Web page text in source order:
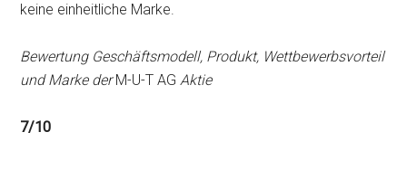
keine einheitliche Marke.
Bewertung Geschäftsmodell, Produkt, Wettbewerbsvorteil
und Marke derM-U-T AGAktie
7/10